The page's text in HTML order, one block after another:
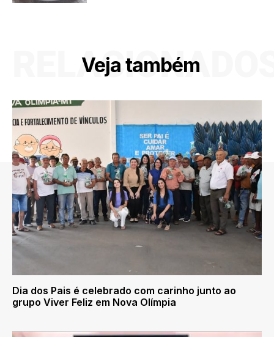
Veja também
Dia dos Pais é celebrado com carinho junto ao
grupo Viver Feliz em Nova Olímpia